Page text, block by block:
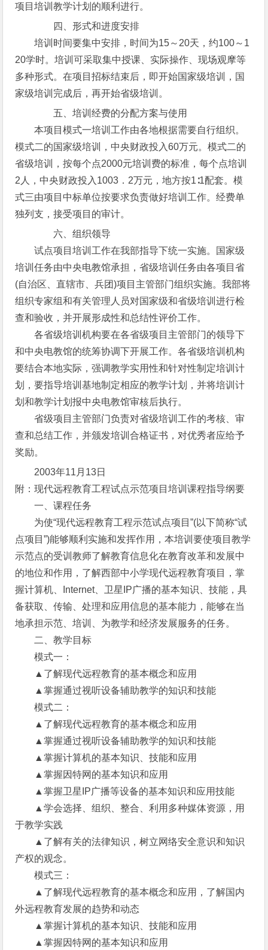
项目培训教学计划的顺利进行。
四、形式和进度安排
培训时间要集中安排，时间为15～20天，约100～1
20学时。培训可采取集中授课、实际操作、现场观摩等
多种形式。在项目招标结束后，即开始国家级培训，国
家级培训完成后，再开始省级培训。
五、培训经费的分配方案与使用
本项目模式一培训工作由各地根据需要自行组织。
模式二的国家级培训，中央财政投入60万元。模式二的
省级培训，按每个点2000元培训费的标准，每个点培训
2人，中央财政投入1003．2万元，地方按1∶1配套。模
式三由项目中标单位按要求负责做好培训工作。经费单
独列支，接受项目的审计。
六、组织领导
试点项目培训工作在我部指导下统一实施。国家级
培训任务由中央电教馆承担，省级培训任务由各项目省
(自治区、直辖市、兵团)项目主管部门组织实施。我部将
组织专家组和有关管理人员对国家级和省级培训进行检
查和验收，并开展形成性和总结性评价工作。
各省级培训机构要在各省级项目主管部门的领导下
和中央电教馆的统筹协调下开展工作。各省级培训机构
要结合本地实际，强调教学实用性和针对性制定培训计
划，要指导培训基地制定相应的教学计划，并将培训计
划和教学计划报中央电教馆审核后执行。
省级项目主管部门负责对省级培训工作的考核、审
查和总结工作，并颁发培训合格证书，对优秀者应给予
奖励。
2003年11月13日
附：现代远程教育工程试点示范项目培训课程指导纲要
一、课程任务
为使“现代远程教育工程示范试点项目”(以下简称“试
点项目”)能够顺利实施和发挥作用，本培训要使项目教学
示范点的受训教师了解教育信息化在教育改革和发展中
的地位和作用，了解西部中小学现代远程教育项目，掌
握计算机、Internet、卫星IP广播的基本知识、技能，具
备获取、传输、处理和应用信息的基本能力，能够在当
地承担示范、培训、为教学和经济发展服务的任务。
二、教学目标
模式一：
▲了解现代远程教育的基本概念和应用
▲掌握通过视听设备辅助教学的知识和技能
模式二：
▲了解现代远程教育的基本概念和应用
▲掌握通过视听设备辅助教学的知识和技能
▲掌握计算机的基本知识、技能和应用
▲掌握因特网的基本知识和应用
▲掌握卫星IP广播等设备的基本知识和应用技能
▲学会选择、组织、整合、利用多种媒体资源，用
于教学实践
▲了解有关的法律知识，树立网络安全意识和知识
产权的观念。
模式三：
▲了解现代远程教育的基本概念和应用，了解国内
外远程教育发展的趋势和动态
▲掌握计算机的基本知识、技能和应用
▲掌握因特网的基本知识和应用